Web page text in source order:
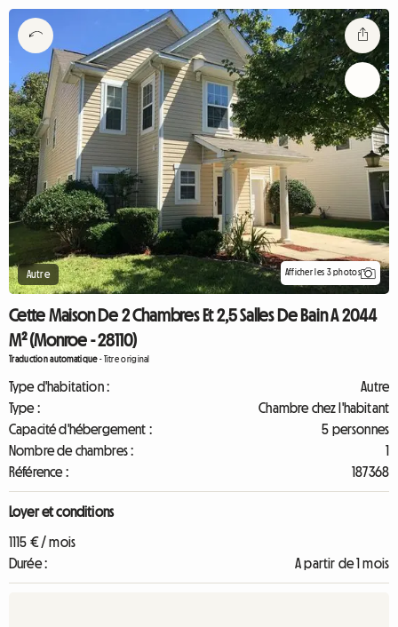
Autre Afficher les 3 photos
Cette Maison De 2 Chambres Et 2,5 Salles De Bain A 2044
M² (Monroe - 28110)
Traduction automatique-Titre original
Type d'habitation :
Autre
Type :
Chambre chez l'habitant
Capacité d'hébergement :
5 personnes
Nombre de chambres :
1
Référence :
187368
Loyer et conditions
1115 € / mois
Durée :
A partir de 1 mois